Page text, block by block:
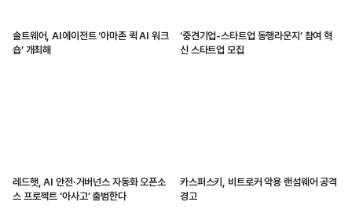
솔트웨어, AI에이전트 ‘아마존 퀵 AI 워크
숍’ 개최해
‘중견기업-스타트업 동행라운지’ 참여 혁
신 스타트업 모집
레드햇, AI 안전·거버넌스 자동화 오픈소
스 프로젝트 ‘아사고’ 출범한다
카스퍼스키, 비트로커 악용 랜섬웨어 공격
경고